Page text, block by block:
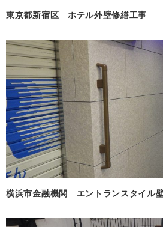
東京都新宿区 ホテル外壁修繕工事
横浜市金融機関 エントランスタイル